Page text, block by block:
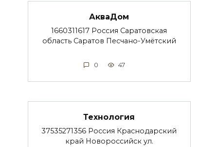
АкваДом
1660311617 Россия Саратовская
область Саратов Песчано-Умётский
0 47
Технология
37535271356 Россия Краснодарский
край Новороссийск ул.